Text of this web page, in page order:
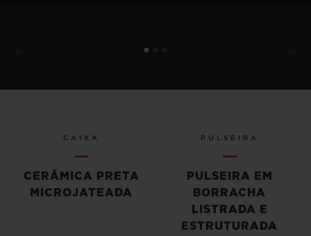
CAIXA
CERÂMICA PRETA
MICROJATEADA
PULSEIRA
PULSEIRA EM
BORRACHA
LISTRADA E
ESTRUTURADA